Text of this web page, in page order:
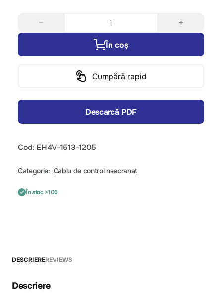
− +
În coș
Cumpără rapid
Descarcă PDF
Cod: EH4V-1513-1205
Categorie: Cablu de control neecranat
În stoc >100
DESCRIEREREVIEWS
Descriere